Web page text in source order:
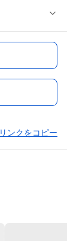
リンクをコピー